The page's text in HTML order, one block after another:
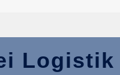
Logistik